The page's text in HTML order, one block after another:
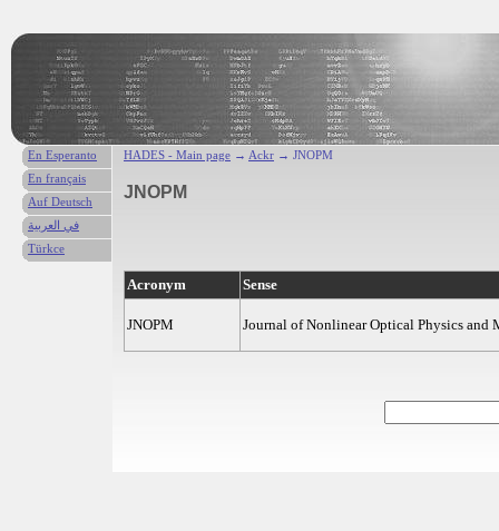
HADES - Main page → Ackr → JNOPM
JNOPM
Acronym Sense
JNOPM Journal of Nonlinear Optical Physics and
En Esperanto
En français
Auf Deutsch
في العربية
Türkce